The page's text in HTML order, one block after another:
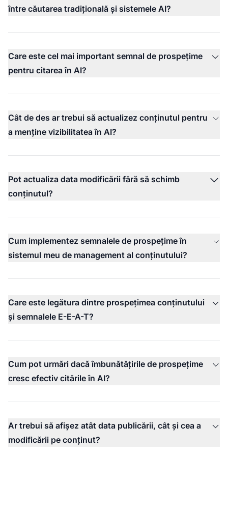
între căutarea tradițională și sistemele AI?
Care este cel mai important semnal de prospețime
pentru citarea în AI?
Cât de des ar trebui să actualizez conținutul pentru
a menține vizibilitatea în AI?
Pot actualiza data modificării fără să schimb
conținutul?
Cum implementez semnalele de prospețime în
sistemul meu de management al conținutului?
Care este legătura dintre prospețimea conținutului
și semnalele E-E-A-T?
Cum pot urmări dacă îmbunătățirile de prospețime
cresc efectiv citările în AI?
Ar trebui să afișez atât data publicării, cât și cea a
modificării pe conținut?